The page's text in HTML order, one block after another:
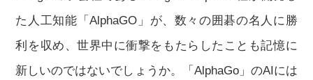
た人工知能「AlphaGO」が、数々の囲碁の名人に勝
利を収め、世界中に衝撃をもたらしたことも記憶に
新しいのではないでしょうか。「AlphaGo」のAIには